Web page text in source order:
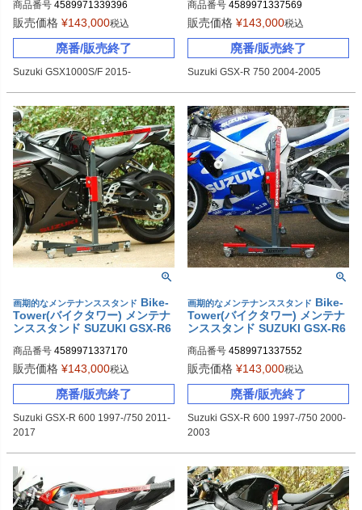
商品番号 4589971339396
販売価格 ¥143,000税込
廃番/販売終了
Suzuki GSX1000S/F 2015-
商品番号 4589971337569
販売価格 ¥143,000税込
廃番/販売終了
Suzuki GSX-R 750 2004-2005
画期的なメンテナンススタンド Bike-
Tower(バイクタワー) メンテナ
ンススタンド SUZUKI GSX-R6
商品番号 4589971337170
販売価格 ¥143,000税込
廃番/販売終了
Suzuki GSX-R 600 1997-/750 2011-
2017
画期的なメンテナンススタンド Bike-
Tower(バイクタワー) メンテナ
ンススタンド SUZUKI GSX-R6
商品番号 4589971337552
販売価格 ¥143,000税込
廃番/販売終了
Suzuki GSX-R 600 1997-/750 2000-
2003